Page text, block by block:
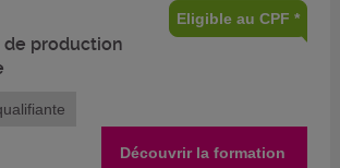
de production
Eligible au CPF *
Découvrir la formation